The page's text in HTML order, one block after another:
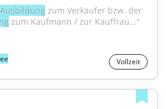
Ausbildung zum Verkäufer bzw. der
zum Kaufmann / zur Kauffrau..."
Vollzeit